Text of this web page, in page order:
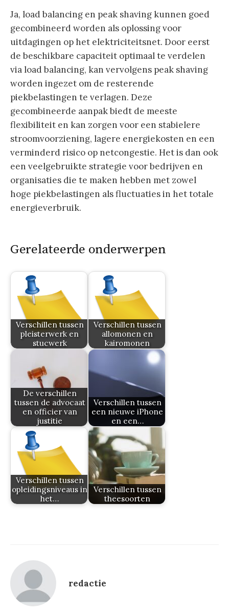
Ja, load balancing en peak shaving kunnen goed
gecombineerd worden als oplossing voor
uitdagingen op het elektriciteitsnet. Door eerst
de beschikbare capaciteit optimaal te verdelen
via load balancing, kan vervolgens peak shaving
worden ingezet om de resterende
piekbelastingen te verlagen. Deze
gecombineerde aanpak biedt de meeste
flexibiliteit en kan zorgen voor een stabielere
stroomvoorziening, lagere energiekosten en een
verminderd risico op netcongestie. Het is dan ook
een veelgebruikte strategie voor bedrijven en
organisaties die te maken hebben met zowel
hoge piekbelastingen als fluctuaties in het totale
energieverbruik.
Gerelateerde onderwerpen
Verschillen tussen
pleisterwerk en
stucwerk
Verschillen tussen
allomonen en
kairomonen
De verschillen
tussen de advocaat
en officier van
justitie
Verschillen tussen
een nieuwe iPhone
en een…
Verschillen tussen
opleidingsniveaus in
het…
Verschillen tussen
theesoorten
redactie